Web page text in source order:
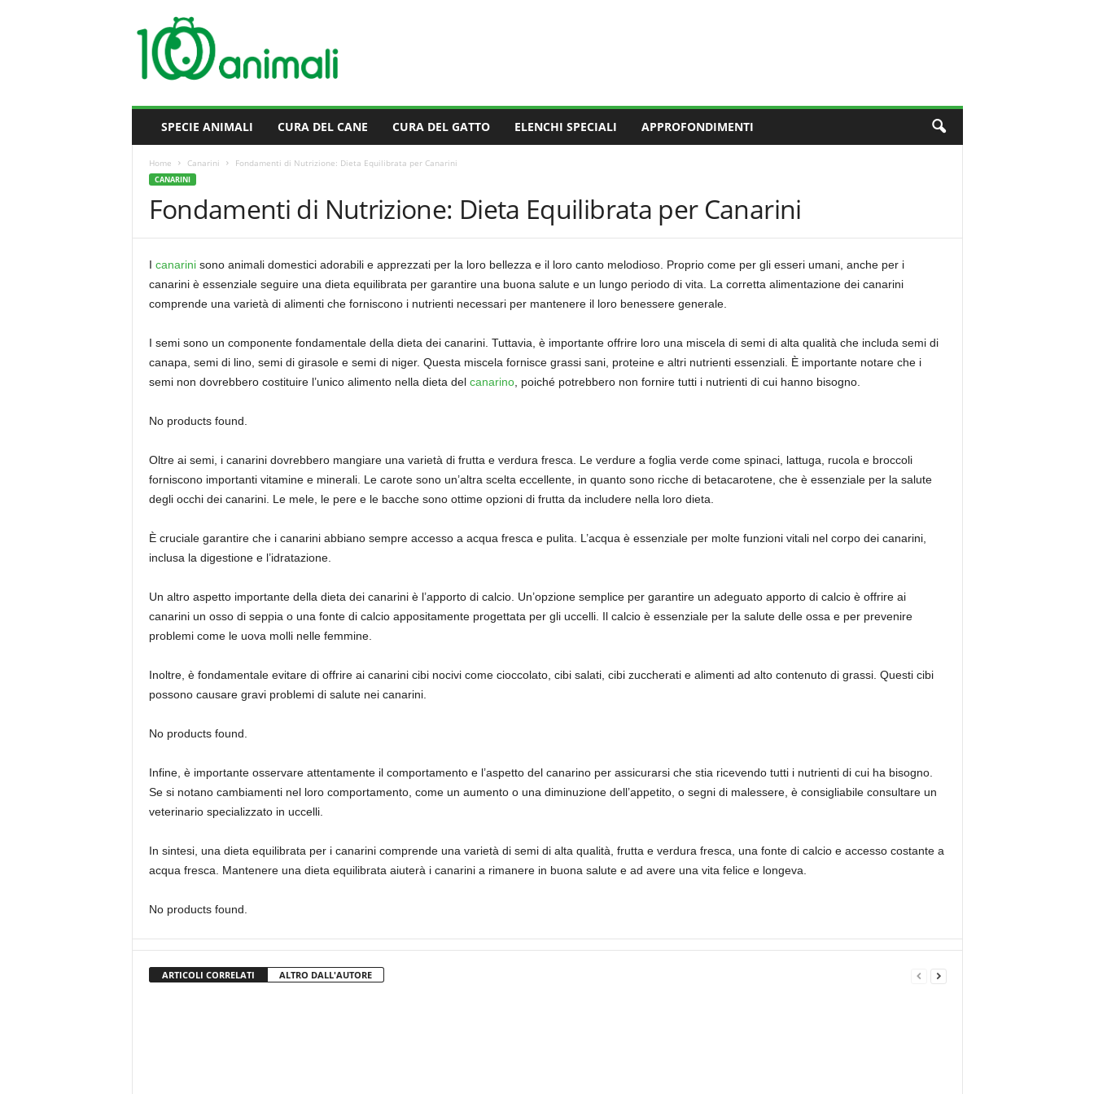
SPECIE ANIMALI CURA DEL CANE CURA DEL GATTO ELENCHI SPECIALI APPROFONDIMENTI
Home Canarini Fondamenti di Nutrizione: Dieta Equilibrata per Canarini
CANARINI
Fondamenti di Nutrizione: Dieta Equilibrata per Canarini
I canarinisono animali domestici adorabili e apprezzati per la loro bellezza e il loro canto melodioso. Proprio come per gli esseri umani, anche per i
canarini è essenziale seguire una dieta equilibrata per garantire una buona salute e un lungo periodo di vita. La corretta alimentazione dei canarini
comprende una varietà di alimenti che forniscono i nutrienti necessari per mantenere il loro benessere generale.
I semi sono un componente fondamentale della dieta dei canarini. Tuttavia, è importante offrire loro una miscela di semi di alta qualità che includa semi di
canapa, semi di lino, semi di girasole e semi di niger. Questa miscela fornisce grassi sani, proteine e altri nutrienti essenziali. È importante notare che i
semi non dovrebbero costituire l’unico alimento nella dieta del canarino, poiché potrebbero non fornire tutti i nutrienti di cui hanno bisogno.
No products found.
Oltre ai semi, i canarini dovrebbero mangiare una varietà di frutta e verdura fresca. Le verdure a foglia verde come spinaci, lattuga, rucola e broccoli
forniscono importanti vitamine e minerali. Le carote sono un’altra scelta eccellente, in quanto sono ricche di betacarotene, che è essenziale per la salute
degli occhi dei canarini. Le mele, le pere e le bacche sono ottime opzioni di frutta da includere nella loro dieta.
È cruciale garantire che i canarini abbiano sempre accesso a acqua fresca e pulita. L’acqua è essenziale per molte funzioni vitali nel corpo dei canarini,
inclusa la digestione e l’idratazione.
Un altro aspetto importante della dieta dei canarini è l’apporto di calcio. Un’opzione semplice per garantire un adeguato apporto di calcio è offrire ai
canarini un osso di seppia o una fonte di calcio appositamente progettata per gli uccelli. Il calcio è essenziale per la salute delle ossa e per prevenire
problemi come le uova molli nelle femmine.
Inoltre, è fondamentale evitare di offrire ai canarini cibi nocivi come cioccolato, cibi salati, cibi zuccherati e alimenti ad alto contenuto di grassi. Questi cibi
possono causare gravi problemi di salute nei canarini.
No products found.
Infine, è importante osservare attentamente il comportamento e l’aspetto del canarino per assicurarsi che stia ricevendo tutti i nutrienti di cui ha bisogno.
Se si notano cambiamenti nel loro comportamento, come un aumento o una diminuzione dell’appetito, o segni di malessere, è consigliabile consultare un
veterinario specializzato in uccelli.
In sintesi, una dieta equilibrata per i canarini comprende una varietà di semi di alta qualità, frutta e verdura fresca, una fonte di calcio e accesso costante a
acqua fresca. Mantenere una dieta equilibrata aiuterà i canarini a rimanere in buona salute e ad avere una vita felice e longeva.
No products found.
ARTICOLI CORRELATI ALTRO DALL'AUTORE